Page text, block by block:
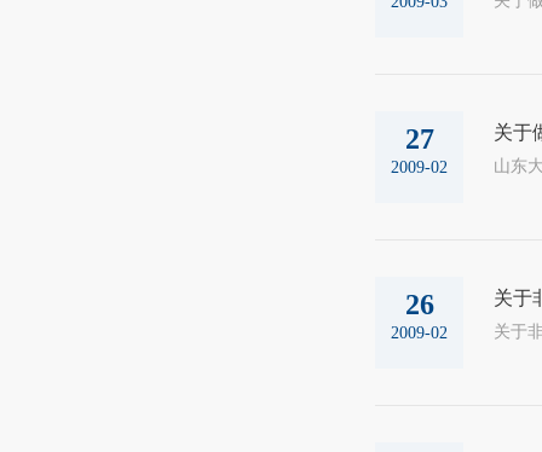
27
2009-02
关于
山东
26
2009-02
关于